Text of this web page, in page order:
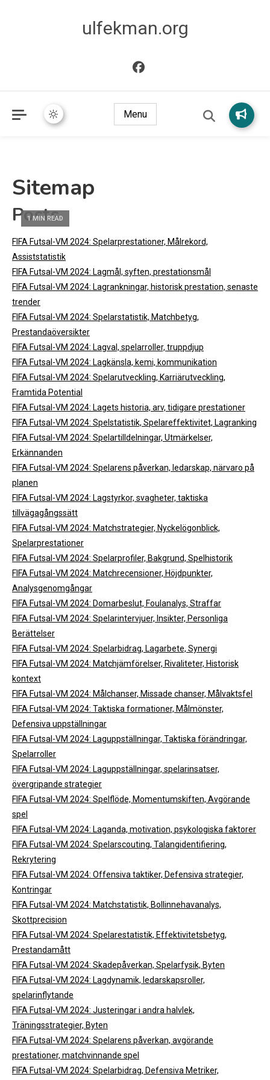
ulfekman.org
Menu
Sitemap
1 MIN READ
Posts
FIFA Futsal-VM 2024: Spelarprestationer, Målrekord,
Assiststatistik
FIFA Futsal-VM 2024: Lagmål, syften, prestationsmål
FIFA Futsal-VM 2024: Lagrankningar, historisk prestation, senaste
trender
FIFA Futsal-VM 2024: Spelarstatistik, Matchbetyg,
Prestandaöversikter
FIFA Futsal-VM 2024: Lagval, spelarroller, truppdjup
FIFA Futsal-VM 2024: Lagkänsla, kemi, kommunikation
FIFA Futsal-VM 2024: Spelarutveckling, Karriärutveckling,
Framtida Potential
FIFA Futsal-VM 2024: Lagets historia, arv, tidigare prestationer
FIFA Futsal-VM 2024: Spelstatistik, Spelareffektivitet, Lagranking
FIFA Futsal-VM 2024: Spelartilldelningar, Utmärkelser,
Erkännanden
FIFA Futsal-VM 2024: Spelarens påverkan, ledarskap, närvaro på
planen
FIFA Futsal-VM 2024: Lagstyrkor, svagheter, taktiska
tillvägagångssätt
FIFA Futsal-VM 2024: Matchstrategier, Nyckelögonblick,
Spelarprestationer
FIFA Futsal-VM 2024: Spelarprofiler, Bakgrund, Spelhistorik
FIFA Futsal-VM 2024: Matchrecensioner, Höjdpunkter,
Analysgenomgångar
FIFA Futsal-VM 2024: Domarbeslut, Foulanalys, Straffar
FIFA Futsal-VM 2024: Spelarintervjuer, Insikter, Personliga
Berättelser
FIFA Futsal-VM 2024: Spelarbidrag, Lagarbete, Synergi
FIFA Futsal-VM 2024: Matchjämförelser, Rivaliteter, Historisk
kontext
FIFA Futsal-VM 2024: Målchanser, Missade chanser, Målvaktsfel
FIFA Futsal-VM 2024: Taktiska formationer, Målmönster,
Defensiva uppställningar
FIFA Futsal-VM 2024: Laguppställningar, Taktiska förändringar,
Spelarroller
FIFA Futsal-VM 2024: Laguppställningar, spelarinsatser,
övergripande strategier
FIFA Futsal-VM 2024: Spelflöde, Momentumskiften, Avgörande
spel
FIFA Futsal-VM 2024: Laganda, motivation, psykologiska faktorer
FIFA Futsal-VM 2024: Spelarscouting, Talangidentifiering,
Rekrytering
FIFA Futsal-VM 2024: Offensiva taktiker, Defensiva strategier,
Kontringar
FIFA Futsal-VM 2024: Matchstatistik, Bollinnehavanalys,
Skottprecision
FIFA Futsal-VM 2024: Spelarestatistik, Effektivitetsbetyg,
Prestandamått
FIFA Futsal-VM 2024: Skadepåverkan, Spelarfysik, Byten
FIFA Futsal-VM 2024: Lagdynamik, ledarskapsroller,
spelarinflytande
FIFA Futsal-VM 2024: Justeringar i andra halvlek,
Träningsstrategier, Byten
FIFA Futsal-VM 2024: Spelarens påverkan, avgörande
prestationer, matchvinnande spel
FIFA Futsal-VM 2024: Spelarbidrag, Defensiva Metriker,